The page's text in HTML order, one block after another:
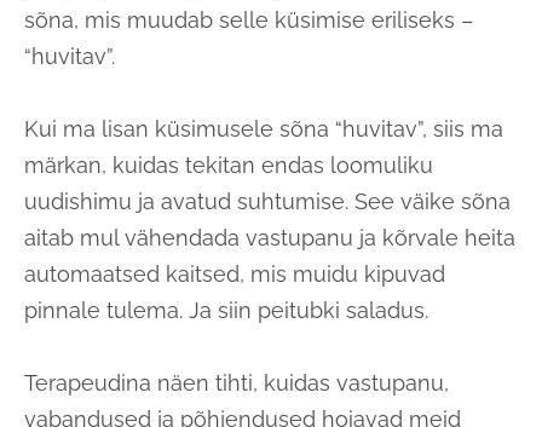
sõna, mis muudab selle küsimise eriliseks –
“huvitav”.
Kui ma lisan küsimusele sõna “huvitav”, siis ma
märkan, kuidas tekitan endas loomuliku
uudishimu ja avatud suhtumise. See väike sõna
aitab mul vähendada vastupanu ja kõrvale heita
automaatsed kaitsed, mis muidu kipuvad
pinnale tulema. Ja siin peitubki saladus.
Terapeudina näen tihti, kuidas vastupanu,
vabandused ja põhjendused hoiavad meid